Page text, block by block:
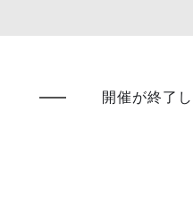
開催が終了